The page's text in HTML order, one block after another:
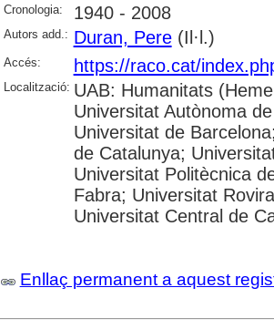
Cronologia: 1940 - 2008
Autors add.: Duran, Pere(Il·l.)
Accés: https://raco.cat/
Localització: UAB: Humanitats
Universitat Autònoma
Universitat de
de Catalunya;
Universitat Politècnica
Fabra; Universitat
Universitat Central de
Enllaç permanent a aquest